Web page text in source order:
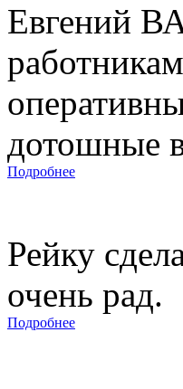
Евгений
дотошные
Подробнее
Рейку
очень рад.
Подробнее